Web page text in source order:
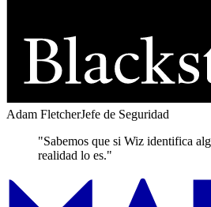
Adam FletcherJefe de Seguridad
"Sabemos que si Wiz identifica
realidad lo es."